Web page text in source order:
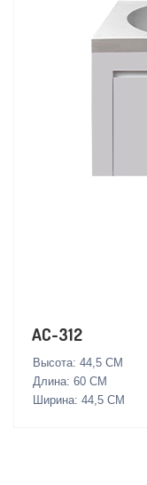
AC-312
Высота: 44,5 СМ
Длина: 60 СМ
Ширина: 44,5 СМ